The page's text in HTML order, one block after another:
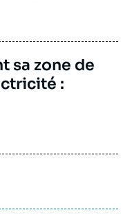
sa zone de
: